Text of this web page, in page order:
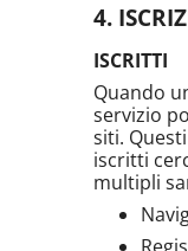
ISCRITTI
Quando
servizio
siti.
iscritti
multipli